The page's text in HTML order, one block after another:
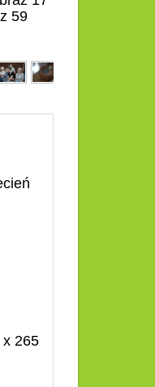
z 59
x 265